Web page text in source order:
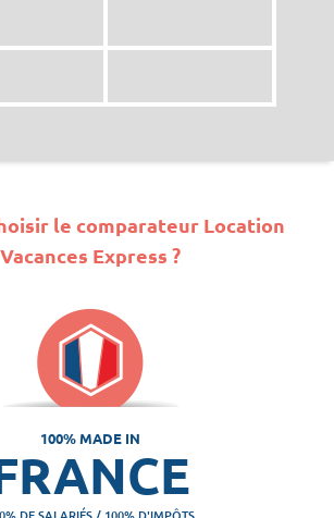
le comparateur Location
Vacances Express ?
100% MADE IN